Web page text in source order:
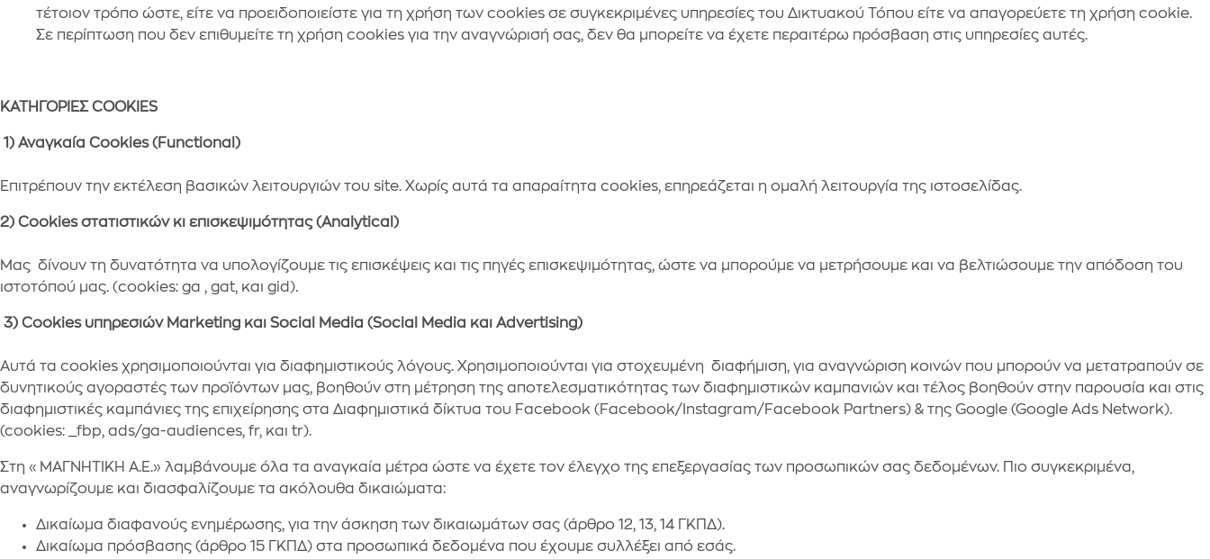
τέτοιον τρόπο ώστε, είτε να προειδοποιείστε για τη χρήση των cookies σε συγκεκριμένες υπηρεσίες του Δικτυακού Τόπου είτε να απαγορεύετε τη χρήση cookie.
Σε περίπτωση που δεν επιθυμείτε τη χρήση cookies για την αναγνώρισή σας, δεν θα μπορείτε να έχετε περαιτέρω πρόσβαση στις υπηρεσίες αυτές.
ΚΑΤΗΓΟΡΙΕΣCOOKIES
1) Αναγκαία Cookies (Functional)
Επιτρέπουν την εκτέλεση βασικών λειτουργιών του site. Χωρίς αυτά τα απαραίτητα cookies, επηρεάζεται η ομαλή λειτουργία της ιστοσελίδας.
2) Cookies στατιστικών κι επισκεψιμότητας (Analytical)
Μας δίνουν τη δυνατότητα να υπολογίζουμε τις επισκέψεις και τις πηγές επισκεψιμότητας, ώστε να μπορούμε να μετρήσουμε και να βελτιώσουμε την απόδοση του
ιστοτόπού μας. (cookies: ga , gat, και gid).
3) Cookies υπηρεσιών Marketing και Social Media (Social Media και Advertising)
Αυτά τα cookies χρησιμοποιούνται για διαφημιστικούς λόγους. Χρησιμοποιούνται για στοχευμένη διαφήμιση, για αναγνώριση κοινών που μπορούν να μετατραπούν σε
δυνητικούς αγοραστές των προϊόντων μας, βοηθούν στη μέτρηση της αποτελεσματικότητας των διαφημιστικών καμπανιών και τέλος βοηθούν στην παρουσία και στις
διαφημιστικές καμπάνιες της επιχείρησης στα Διαφημιστικά δίκτυα του Facebook (Facebook/Instagram/Facebook Partners) & της Google (Google Ads Network).
(cookies: _fbp, ads/ga-audiences, fr, και tr).
Στη «ΜΑΓΝΗΤΙΚΗ Α.Ε.» λαμβάνουμε όλα τα αναγκαία μέτρα ώστε να έχετε τον έλεγχο της επεξεργασίας των προσωπικών σας δεδομένων. Πιο συγκεκριμένα,
αναγνωρίζουμε και διασφαλίζουμε τα ακόλουθα δικαιώματα:
Δικαίωμα διαφανούς ενημέρωσης, για την άσκηση των δικαιωμάτων σας (άρθρο 12, 13, 14 ΓΚΠΔ).
Δικαίωμα πρόσβασης (άρθρο 15 ΓΚΠΔ) στα προσωπικά δεδομένα που έχουμε συλλέξει από εσάς.